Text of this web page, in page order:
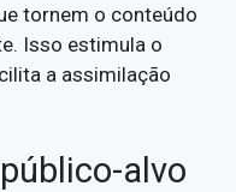
tornem o conteúdo
Isso estimula o
a assimilação
alvo